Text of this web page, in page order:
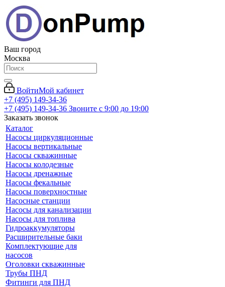
Ваш город
Москва
ВойтиМой кабинет
+7 (495) 149-34-36
+7 (495) 149-34-36 Звоните с 9:00 до 19:00
Заказать звонок
Каталог
Насосы циркуляционные
Насосы вертикальные
Насосы скважинные
Насосы колодезные
Насосы дренажные
Насосы фекальные
Насосы поверхностные
Насосные станции
Насосы для канализации
Насосы для топлива
Гидроаккумуляторы
Расширительные баки
Комплектующие для
насосов
Оголовки скважинные
Трубы ПНД
Фитинги для ПНД